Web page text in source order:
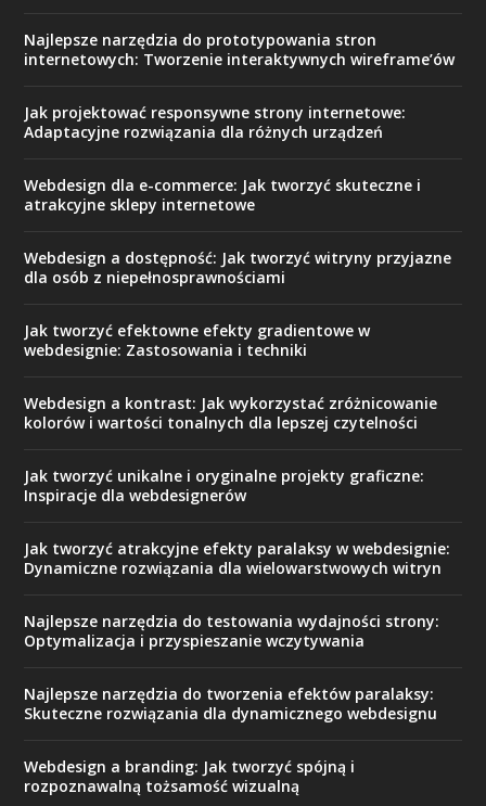
Najlepsze narzędzia do prototypowania stron
internetowych: Tworzenie interaktywnych wireframe’ów
Jak projektować responsywne strony internetowe:
Adaptacyjne rozwiązania dla różnych urządzeń
Webdesign dla e-commerce: Jak tworzyć skuteczne i
atrakcyjne sklepy internetowe
Webdesign a dostępność: Jak tworzyć witryny przyjazne
dla osób z niepełnosprawnościami
Jak tworzyć efektowne efekty gradientowe w
webdesignie: Zastosowania i techniki
Webdesign a kontrast: Jak wykorzystać zróżnicowanie
kolorów i wartości tonalnych dla lepszej czytelności
Jak tworzyć unikalne i oryginalne projekty graficzne:
Inspiracje dla webdesignerów
Jak tworzyć atrakcyjne efekty paralaksy w webdesignie:
Dynamiczne rozwiązania dla wielowarstwowych witryn
Najlepsze narzędzia do testowania wydajności strony:
Optymalizacja i przyspieszanie wczytywania
Najlepsze narzędzia do tworzenia efektów paralaksy:
Skuteczne rozwiązania dla dynamicznego webdesignu
Webdesign a branding: Jak tworzyć spójną i
rozpoznawalną tożsamość wizualną